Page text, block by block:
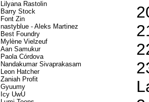
Lilyana Rastolin
Barry Stock
Font Zin
nastyblue - Aleks Martinez
Best Foundry
Mylène Vielzeuf
Aan Samukur
Paola Córdova
Nandakumar Sivaprakasam
Leon Hatcher
Zaniah Profit
Gyuumy
Icy UwU